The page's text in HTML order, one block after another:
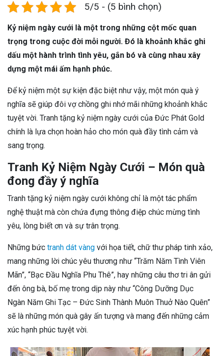
5/5 - (5 bình chọn)
Kỷ niệm ngày cưới là một trong những cột mốc quan
trọng trong cuộc đời mỗi người. Đó là khoảnh khắc ghi
dấu một hành trình tình yêu, gắn bó và cùng nhau xây
dựng một mái ấm hạnh phúc.
Để kỷ niệm một sự kiện đặc biệt như vậy, một món quà ý
nghĩa sẽ giúp đôi vợ chồng ghi nhớ mãi những khoảnh khắc
tuyệt vời. Tranh tặng kỷ niệm ngày cưới của Đức Phát Gold
chính là lựa chọn hoàn hảo cho món quà đầy tình cảm và
sang trọng.
Tranh Kỷ Niệm Ngày Cưới – Món quà
đong đầy ý nghĩa
Tranh tặng kỷ niệm ngày cưới không chỉ là một tác phẩm
nghệ thuật mà còn chứa đựng thông điệp chúc mừng tình
yêu, lòng biết ơn và sự trân trọng.
Những bức tranh dát vàng với họa tiết, chữ thư pháp tinh xảo,
mang những lời chúc yêu thương như “Trăm Năm Tình Viên
Mãn”, “Bạc Đầu Nghĩa Phu Thê”, hay những câu thơ tri ân gửi
đến ông bà, bố mẹ trong dịp này như “Công Dưỡng Dục
Ngàn Năm Ghi Tạc – Đức Sinh Thành Muôn Thuở Nào Quên”
sẽ là những món quà gây ấn tượng và mang đến những cảm
xúc hạnh phúc tuyệt vời.